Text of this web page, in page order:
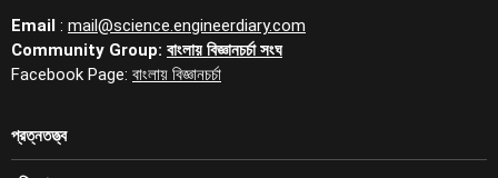
Email : mail@science.engineerdiary.com
Community Group: বাংলায় বিজ্ঞানচর্চা সংঘ
Facebook Page: বাংলায় বিজ্ঞানচর্চা
প্রত্নতত্ত্ব